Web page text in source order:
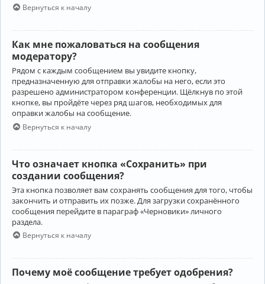
Вернуться к началу
Как мне пожаловаться на сообщения
модератору?
Рядом с каждым сообщением вы увидите кнопку,
предназначенную для отправки жалобы на него, если это
разрешено администратором конференции. Щёлкнув по этой
кнопке, вы пройдёте через ряд шагов, необходимых для
оправки жалобы на сообщение.
Вернуться к началу
Что означает кнопка «Сохранить» при
создании сообщения?
Эта кнопка позволяет вам сохранять сообщения для того, чтобы
закончить и отправить их позже. Для загрузки сохранённого
сообщения перейдите в параграф «Черновики» личного
раздела.
Вернуться к началу
Почему моё сообщение требует одобрения?